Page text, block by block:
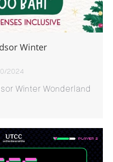
Winter
2024
Winter Wonderland